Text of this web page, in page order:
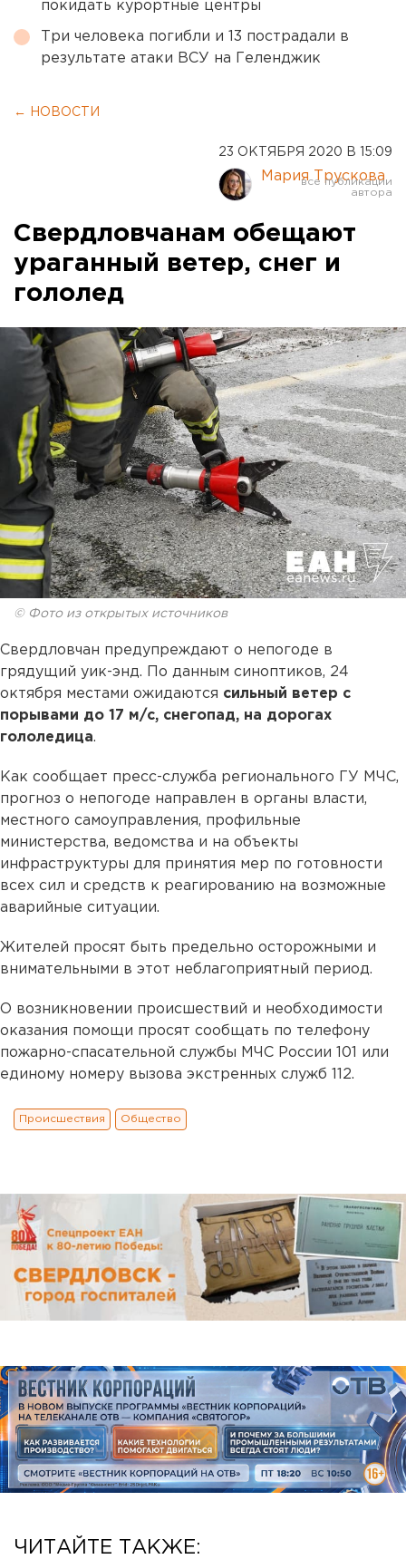
покидать курортные центры
Три человека погибли и 13 пострадали в
результате атаки ВСУ на Геленджик
← НОВОСТИ
23 ОКТЯБРЯ 2020 В 15:09
Мария Трускова
Свердловчанам обещают
ураганный ветер, снег и
гололед
© Фото из открытых источников
Свердловчан предупреждают о непогоде в
грядущий уик-энд. По данным синоптиков, 24
октября местами ожидаются сильный ветер с
порывами до 17 м/с, снегопад, на дорогах
гололедица.
Как сообщает пресс-служба регионального ГУ МЧС,
прогноз о непогоде направлен в органы власти,
местного самоуправления, профильные
министерства, ведомства и на объекты
инфраструктуры для принятия мер по готовности
всех сил и средств к реагированию на возможные
аварийные ситуации.
Жителей просят быть предельно осторожными и
внимательными в этот неблагоприятный период.
О возникновении происшествий и необходимости
оказания помощи просят сообщать по телефону
пожарно-спасательной службы МЧС России 101 или
единому номеру вызова экстренных служб 112.
Происшествия Общество
ЧИТАЙТЕ ТАКЖЕ: